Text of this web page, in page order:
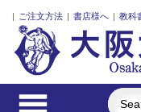
| ご注文方法 | 書店様へ | 教科